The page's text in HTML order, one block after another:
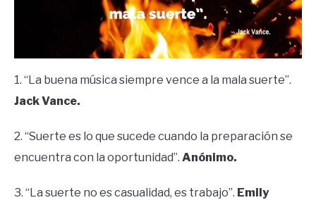
1. “La buena música siempre vence a la mala suerte”.
Jack Vance.
2. “Suerte es lo que sucede cuando la preparación se
encuentra con la oportunidad”. Anónimo.
3. “La suerte no es casualidad, es trabajo”. Emily